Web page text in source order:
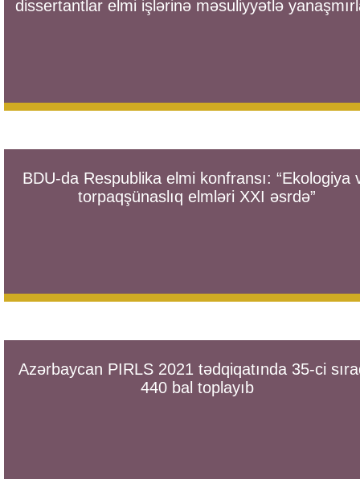
dissertantlar elmi işlərinə məsuliyyətlə
BDU-da Respublika elmi konfransı: “Ekologiya
torpaqşünaslıq elmləri XXI əsrdə”
Azərbaycan PIRLS 2021 tədqiqatında 35-ci
440 bal toplayıb